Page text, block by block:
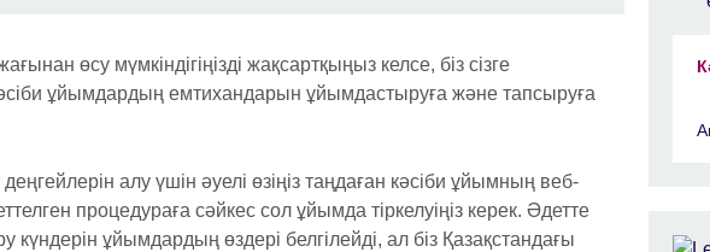
өсу мүмкіндігіңізді жақсартқыңыз келсе, біз сізге
ұйымдардың емтихандарын ұйымдастыруға және тапсыруға
деңгейлерін алу үшін әуелі өзіңіз таңдаған кәсіби ұйымның веб-
процедураға сәйкес сол ұйымда тіркелуіңіз керек. Әдетте
күндерін ұйымдардың өздері белгілейді, ал біз Қазақстандағы